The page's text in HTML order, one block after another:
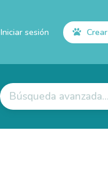
Iniciar sesión
Búsqueda avanzada...